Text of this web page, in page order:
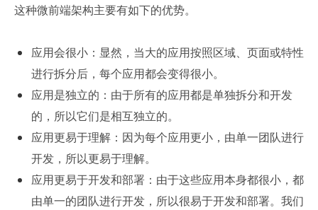
这种微前端架构主要有如下的优势。
应用会很小：显然，当大的应用按照区域、页面或特性
进行拆分后，每个应用都会变得很小。
应用是独立的：由于所有的应用都是单独拆分和开发
的，所以它们是相互独立的。
应用更易于理解：因为每个应用更小，由单一团队进行
开发，所以更易于理解。
应用更易于开发和部署：由于这些应用本身都很小，都
由单一的团队进行开发，所以很易于开发和部署。我们